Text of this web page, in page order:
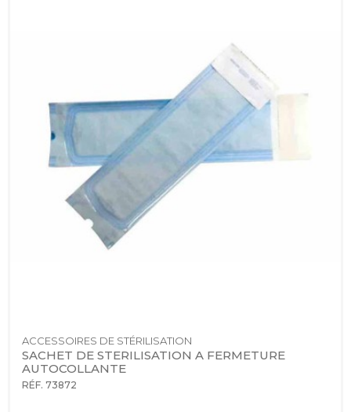
ACCESSOIRES DE STÉRILISATION
SACHET DE STERILISATION A FERMETURE
AUTOCOLLANTE
RÉF. 73872